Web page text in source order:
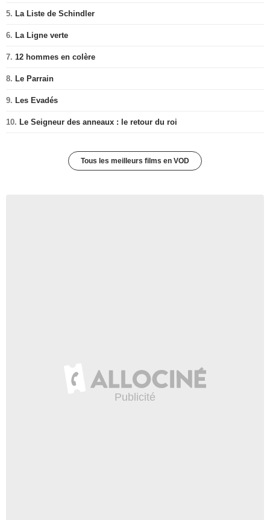
5. La Liste de Schindler
6. La Ligne verte
7. 12 hommes en colère
8. Le Parrain
9. Les Evadés
10. Le Seigneur des anneaux : le retour du roi
Tous les meilleurs films en VOD